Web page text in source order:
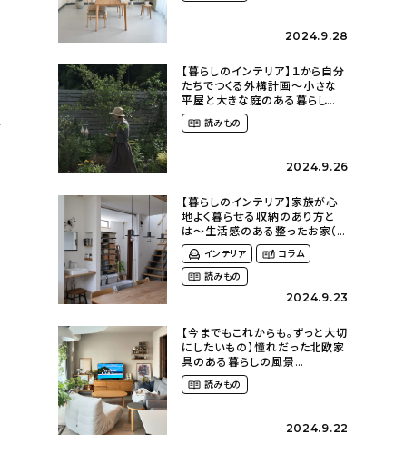
2024.9.28
【暮らしのインテリア】１から自分
たちでつくる外構計画〜小さな
平屋と大きな庭のある暮らし
（tsumikiniwaさん）
読みもの
2024.9.26
【暮らしのインテリア】家族が心
地よく暮らせる収納のあり方と
は〜生活感のある整ったお家（
kaya___ieさん）
インテリア
コラム
読みもの
2024.9.23
【今までもこれからも。ずっと大切
にしたいもの】憧れだった北欧家
具のある暮らしの風景
（m._.k_homeさん）
読みもの
2024.9.22